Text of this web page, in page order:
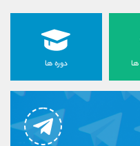
دوره ها